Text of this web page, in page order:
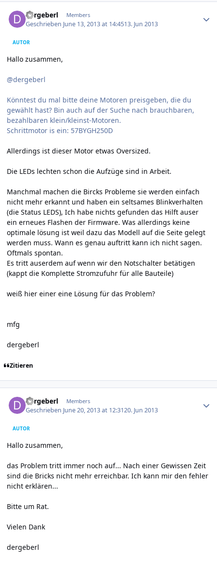
dergeberl Members
Geschrieben June 13, 2013 at 14:4513. Jun 2013
AUTOR
Hallo zusammen,
@dergeberl
Könntest du mal bitte deine Motoren preisgeben, die du
gewählt hast? Bin auch auf der Suche nach brauchbaren,
bezahlbaren klein/kleinst-Motoren.
Schrittmotor is ein: 57BYGH250D
Allerdings ist dieser Motor etwas Oversized.
Die LEDs lechten schon die Aufzüge sind in Arbeit.
Manchmal machen die Bircks Probleme sie werden einfach
nicht mehr erkannt und haben ein seltsames Blinkverhalten
(die Status LEDS), Ich habe nichts gefunden das Hilft auser
ein erneues Flashen der Firmware. Was allerdings keine
optimale lösung ist weil dazu das Modell auf die Seite gelegt
werden muss. Wann es genau auftritt kann ich nicht sagen.
Oftmals spontan.
Es tritt auserdem auf wenn wir den Notschalter betätigen
(kappt die Komplette Stromzufuhr für alle Bauteile)
weiß hier einer eine Lösung für das Problem?
mfg
dergeberl
Zitieren
dergeberl Members
Geschrieben June 20, 2013 at 12:3120. Jun 2013
AUTOR
Hallo zusammen,
das Problem tritt immer noch auf... Nach einer Gewissen Zeit
sind die Bricks nicht mehr erreichbar. Ich kann mir den fehler
nicht erklären...
Bitte um Rat.
Vielen Dank
dergeberl